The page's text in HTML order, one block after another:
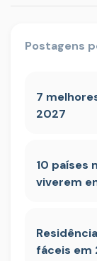
Postagens
7
2027
10 países
viverem
fáceis em